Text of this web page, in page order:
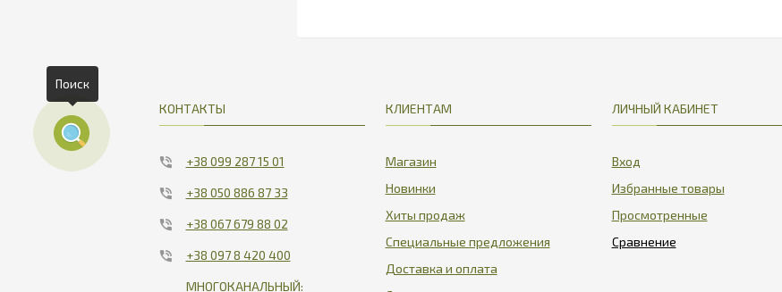
КОНТАКТЫ
+38 099 287 15 01
+38 050 886 87 33
+38 067 679 88 02
+38 097 8 420 400
МНОГОКАНАЛЬНЫЙ:
КЛИЕНТАМ
Магазин
Новинки
Хиты продаж
Специальные предложения
Доставка и оплата
ЛИЧНЫЙ КАБИНЕТ
Вход
Избранные товары
Просмотренные
Поиск